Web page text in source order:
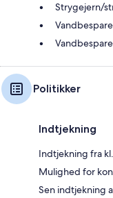
Strygejern/
Politikker
Indtjekning
Indtjekning fra
Mulighed for
Sen indtjekning